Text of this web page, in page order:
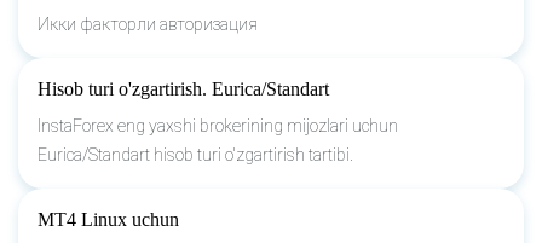
Икки факторли авторизация
Hisob turi o'zgartirish. Eurica/Standart
InstaForex eng yaxshi brokerining mijozlari uchun
Eurica/Standart hisob turi o'zgartirish tartibi.
MT4 Linux uchun